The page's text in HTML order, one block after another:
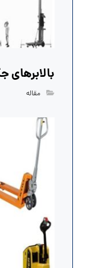
مقاله